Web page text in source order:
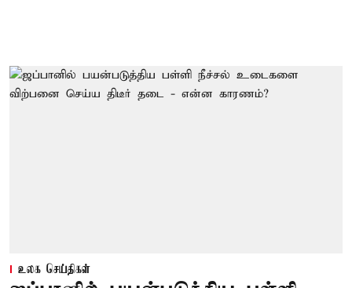
உலக செய்திகள்